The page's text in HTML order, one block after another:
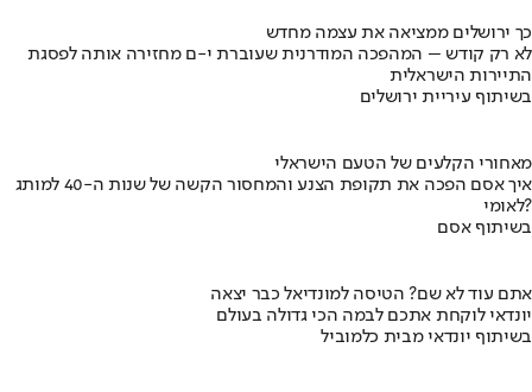
כך ירושלים ממציאה את עצמה מחדש
לא רק קודש – המהפכה המודרנית שעוברת י-ם מחזירה אותה לפסגת
התיירות הישראלית
בשיתוף עיריית ירושלים
מאחורי הקלעים של הטעם הישראלי
איך אסם הפכה את תקופת הצנע והמחסור הקשה של שנות ה-40 למותג
לאומי?
בשיתוף אסם
אתם עוד לא שם? הטיסה למונדיאל כבר יצאה
יונדאי לוקחת אתכם לבמה הכי גדולה בעולם
בשיתוף יונדאי מבית כלמוביל